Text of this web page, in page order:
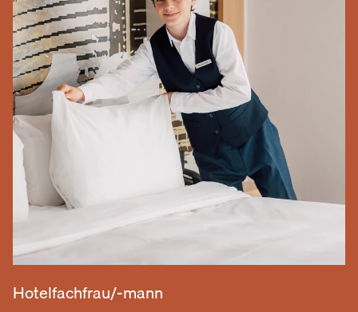
Hotelfachfrau/-mann